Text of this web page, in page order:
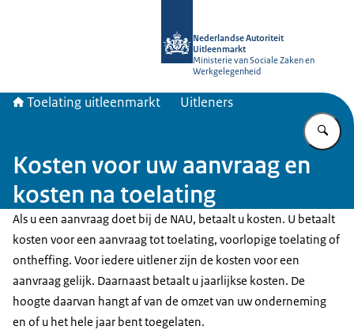
Nederlandse Autoriteit
Uitleenmarkt
Ministerie van Sociale Zaken en
Werkgelegenheid
Toelating uitleenmarkt Uitleners
Kosten voor uw aanvraag en
kosten na toelating
Als u een aanvraag doet bij de NAU, betaalt u kosten. U betaalt
kosten voor een aanvraag tot toelating, voorlopige toelating of
ontheffing. Voor iedere uitlener zijn de kosten voor een
aanvraag gelijk. Daarnaast betaalt u jaarlijkse kosten. De
hoogte daarvan hangt af van de omzet van uw onderneming
en of u het hele jaar bent toegelaten.